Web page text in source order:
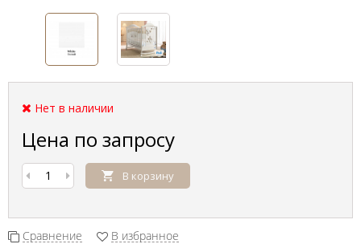
Нет в наличии
Цена по запросу
В корзину
Сравнение В избранное